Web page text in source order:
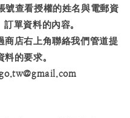
號查看授權的姓名與電郵資
單資料的內容。
商店右上角聯絡我們管道提
的要求。